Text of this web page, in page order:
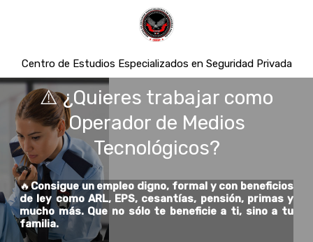
Centro de Estudios Especializados en Seguridad Privada
⚠️ ¿Quieres trabajar como
Operador de Medios
Tecnológicos?
🔥Consigue un empleo digno, formal y con beneficios
de ley como ARL, EPS, cesantías, pensión, primas y
mucho más. Que no sólo te beneficie a ti, sino a tu
familia.